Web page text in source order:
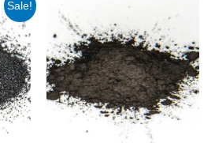
Sale!